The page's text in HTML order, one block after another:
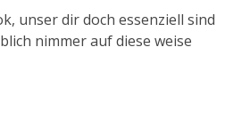
unser dir doch essenziell sind
nimmer auf diese weise